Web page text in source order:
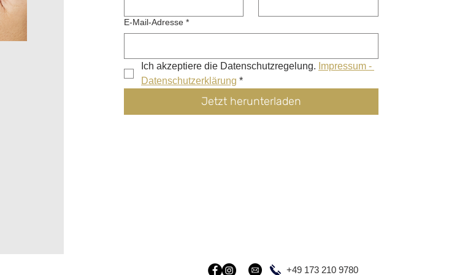
E-Mail-Adresse *
Ich akzeptiere die Datenschutzregelung. Impressum -
Datenschutzerklärung *
Jetzt herunterladen
+49 173 210 9780